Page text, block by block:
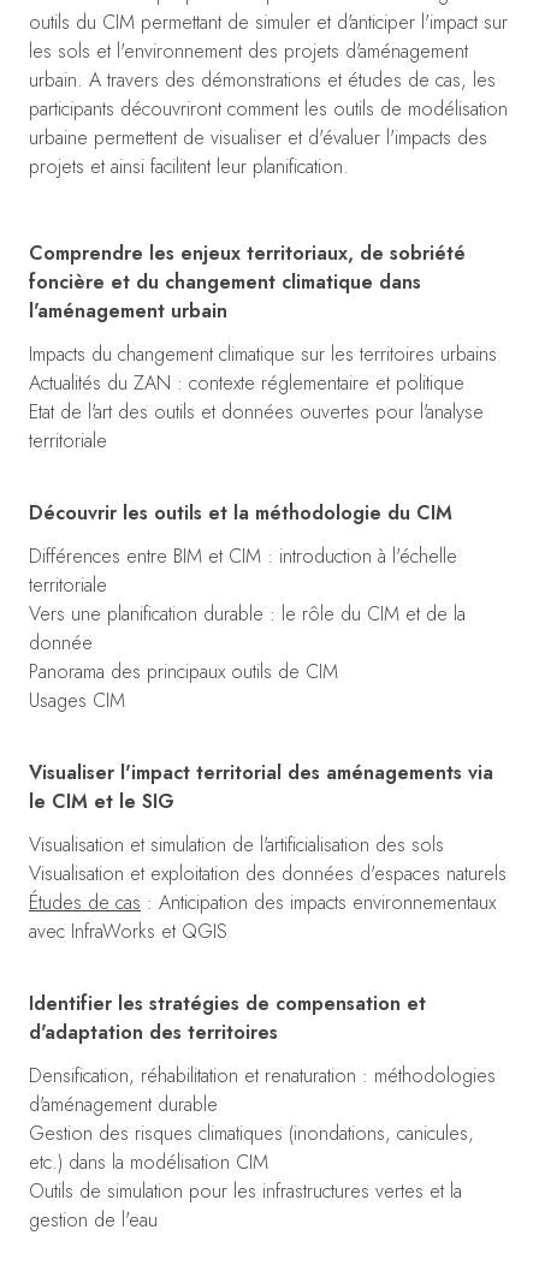
outils du CIM permettant de simuler et d'anticiper l'impact sur
les sols et l'environnement des projets d'aménagement
urbain. A travers des démonstrations et études de cas, les
participants découvriront comment les outils de modélisation
urbaine permettent de visualiser et d'évaluer l'impacts des
projets et ainsi facilitent leur planification.
Comprendre les enjeux territoriaux, de sobriété
foncière et du changement climatique dans
l'aménagement urbain
Impacts du changement climatique sur les territoires urbains
Actualités du ZAN : contexte réglementaire et politique
Etat de l'art des outils et données ouvertes pour l'analyse
territoriale
Découvrir les outils et la méthodologie du CIM
Différences entre BIM et CIM : introduction à l'échelle
territoriale
Vers une planification durable : le rôle du CIM et de la
donnée
Panorama des principaux outils de CIM
Usages CIM
Visualiser l'impact territorial des aménagements via
le CIM et le SIG
Visualisation et simulation de l'artificialisation des sols
Visualisation et exploitation des données d'espaces naturels
Études de cas : Anticipation des impacts environnementaux
avec InfraWorks et QGIS
Identifier les stratégies de compensation et
d'adaptation des territoires
Densification, réhabilitation et renaturation : méthodologies
d'aménagement durable
Gestion des risques climatiques (inondations, canicules,
etc.) dans la modélisation CIM
Outils de simulation pour les infrastructures vertes et la
gestion de l'eau